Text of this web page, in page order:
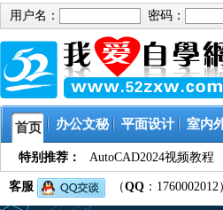
用户名： 密码：
首页 办公文秘 平面设计 室内
特别推荐： AutoCAD2024视频教程
客服 （QQ ：1760002012